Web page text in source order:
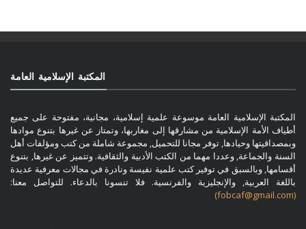
المكتبة الإسلامية العامة
المكتبة الإسلامية العامة موسوعة علمية إسلامية، مجانية، مفتوحة على جميع
أطياف الأمة الإسلامية من مشارقها إلى مغاربها، وتمتاز عن غيرها بتنوع موادها
وبمصداقيتها وحيادها, توفر مجانا للتحميل, مجموعة شاملة من كتب ومؤلفات أهل
السنة والجماعة, وعددا مهما من الكتب الأدبية والثقافية. وتتميز عن غيرها, بتنوع
أقسامها, وبالسبق في توفير كتب علمية نفيسة ونادرة في مجالات معرفية عديدة
باللغة العربية, والإنجليزية والفرنسية. فلا تنسونا بالدعاء. للتواصل معنا:
(fobcaf@gmail.com)